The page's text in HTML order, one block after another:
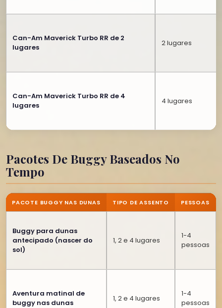
Can-Am Maverick Turbo RR de 2
lugares
2 lugares
Can-Am Maverick Turbo RR de 4
lugares
4 lugares
Pacotes De Buggy Baseados No
Tempo
PACOTE BUGGY NAS DUNAS TIPO DE ASSENTO PESSOAS
Buggy para dunas
antecipado (nascer do
sol)
1, 2 e 4 lugares
1-4
pessoas
Aventura matinal de
buggy nas dunas
1, 2 e 4 lugares
1-4
pessoas